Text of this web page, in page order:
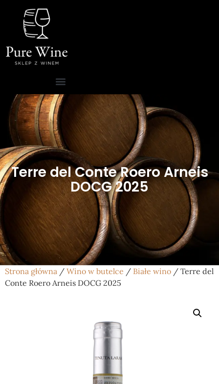
Terre del Conte Roero Arneis
DOCG 2025
Strona główna / Wino w butelce / Białe wino / Terre del
Conte Roero Arneis DOCG 2025